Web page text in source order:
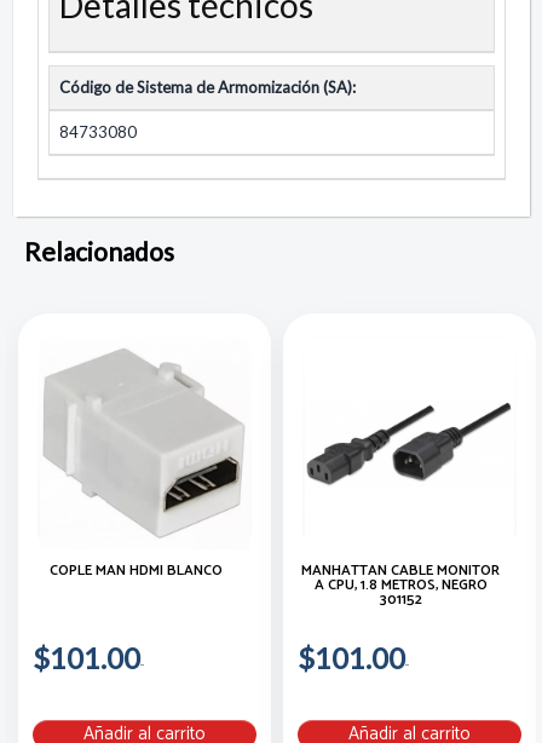
Código de Sistema de Armomización (SA):
84733080
Relacionados
COPLE MAN HDMI BLANCO
$101.00
Añadir al carrito
MANHATTAN CABLE MONITOR
A CPU, 1.8 METROS, NEGRO
301152
$101.00
Añadir al carrito